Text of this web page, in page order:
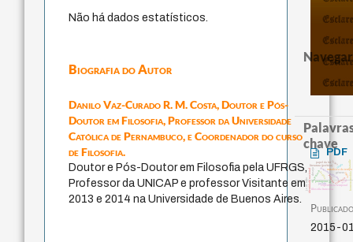
Não há dados estatísticos.
Biografia do Autor
Danilo Vaz-Curado R. M. Costa,Doutor e Pós-
Doutor em Filosofia, Professor da Universidade
Católica de Pernambuco, e Coordenador do curso
de Filosofia.
Doutor e Pós-Doutor em Filosofia pela UFRGS,
Professor da UNICAP e professor Visitante em
2013 e 2014 na Universidade de Buenos Aires.
PDF
2015-
Navegar
chave
fundamentalismo
jacobi
protágoras
experiência temporal
metafísica do tempo
género
idade
intolerância
identidade nacional homem-medida
j.c.m. neto palavra
literatura (poética)
perdón
leyes
violencia
logos
lei
filosofia francesa
papel da lei bataille
mind